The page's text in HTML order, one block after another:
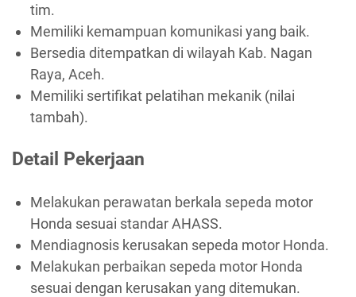
tim.
Memiliki kemampuan komunikasi yang baik.
Bersedia ditempatkan di wilayah Kab. Nagan
Raya, Aceh.
Memiliki sertifikat pelatihan mekanik (nilai
tambah).
Detail Pekerjaan
Melakukan perawatan berkala sepeda motor
Honda sesuai standar AHASS.
Mendiagnosis kerusakan sepeda motor Honda.
Melakukan perbaikan sepeda motor Honda
sesuai dengan kerusakan yang ditemukan.